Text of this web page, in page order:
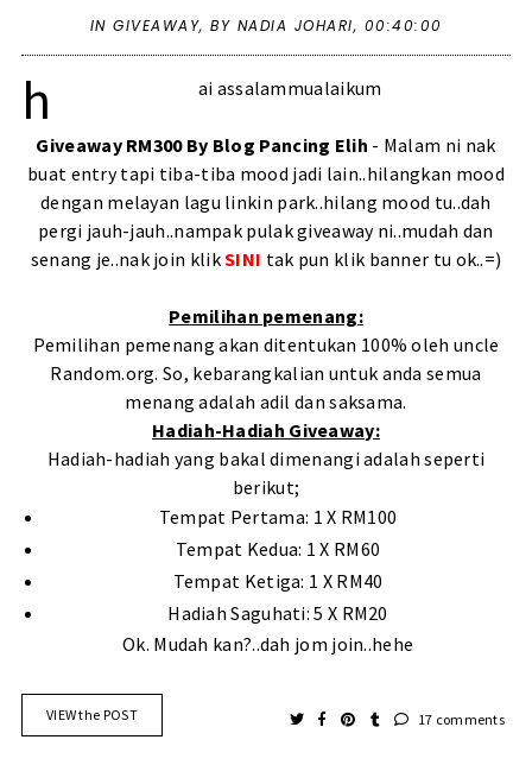
IN GIVEAWAY, BY NADIA JOHARI, 00:40:00
h ai assalammualaikum
Giveaway RM300 By Blog Pancing Elih - Malam ni nak
buat entry tapi tiba-tiba mood jadi lain..hilangkan mood
dengan melayan lagu linkin park..hilang mood tu..dah
pergi jauh-jauh..nampak pulak giveaway ni..mudah dan
senang je..nak join klikSINI tak pun klik banner tu ok..=)
Pemilihan pemenang:
Pemilihan pemenang akan ditentukan 100% oleh uncle
Random.org. So, kebarangkalian untuk anda semua
menang adalah adil dan saksama.
Hadiah-Hadiah Giveaway:
Hadiah-hadiah yang bakal dimenangi adalah seperti
berikut;
Tempat Pertama: 1 X RM100
Tempat Kedua: 1 X RM60
Tempat Ketiga: 1 X RM40
Hadiah Saguhati: 5 X RM20
Ok. Mudah kan?..dah jom join..hehe
VIEW the POST 17 comments